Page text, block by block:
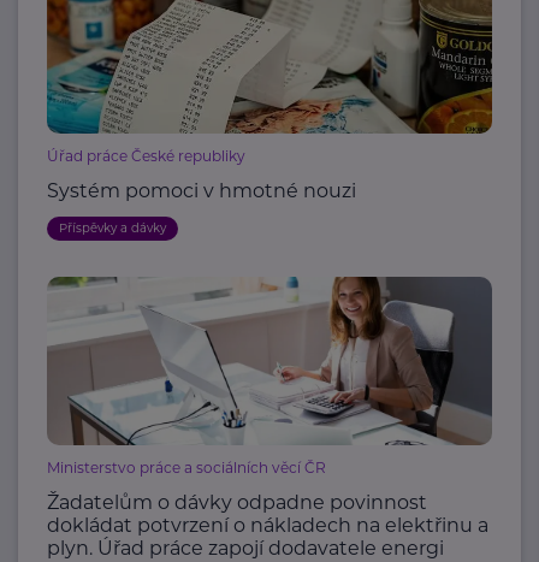
Úřad práce České republiky
Systém pomoci v hmotné nouzi
Příspěvky a dávky
Ministerstvo práce a sociálních věcí ČR
Žadatelům o dávky odpadne povinnost
dokládat potvrzení o nákladech na elektřinu a
plyn. Úřad práce zapojí dodavatele energi